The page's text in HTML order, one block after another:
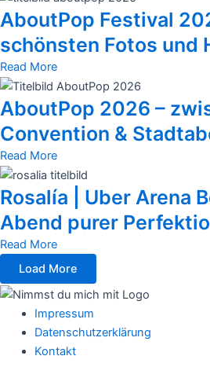
AboutPop Festival
schönsten Fotos und
Read More
AboutPop 2026 –
Convention &
Read More
Rosalía | Uber Arena
Abend purer
Read More
Load More
Impressum
Datenschutzerklärung
Kontakt